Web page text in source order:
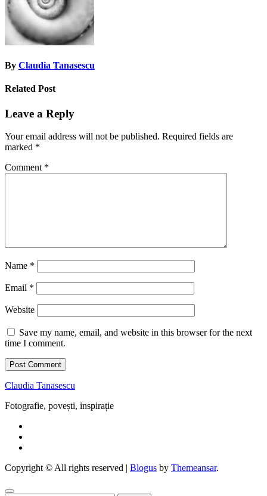
By Claudia Tanasescu
Related Post
Leave a Reply
Your email address will not be published. Required fields are
marked *
Comment *
Name *
Email *
Website
Save my name, email, and website in this browser for the next
time I comment.
Claudia Tanasescu
Fotografie, povești, inspirație
Copyright © All rights reserved | Blogus by Themeansar.